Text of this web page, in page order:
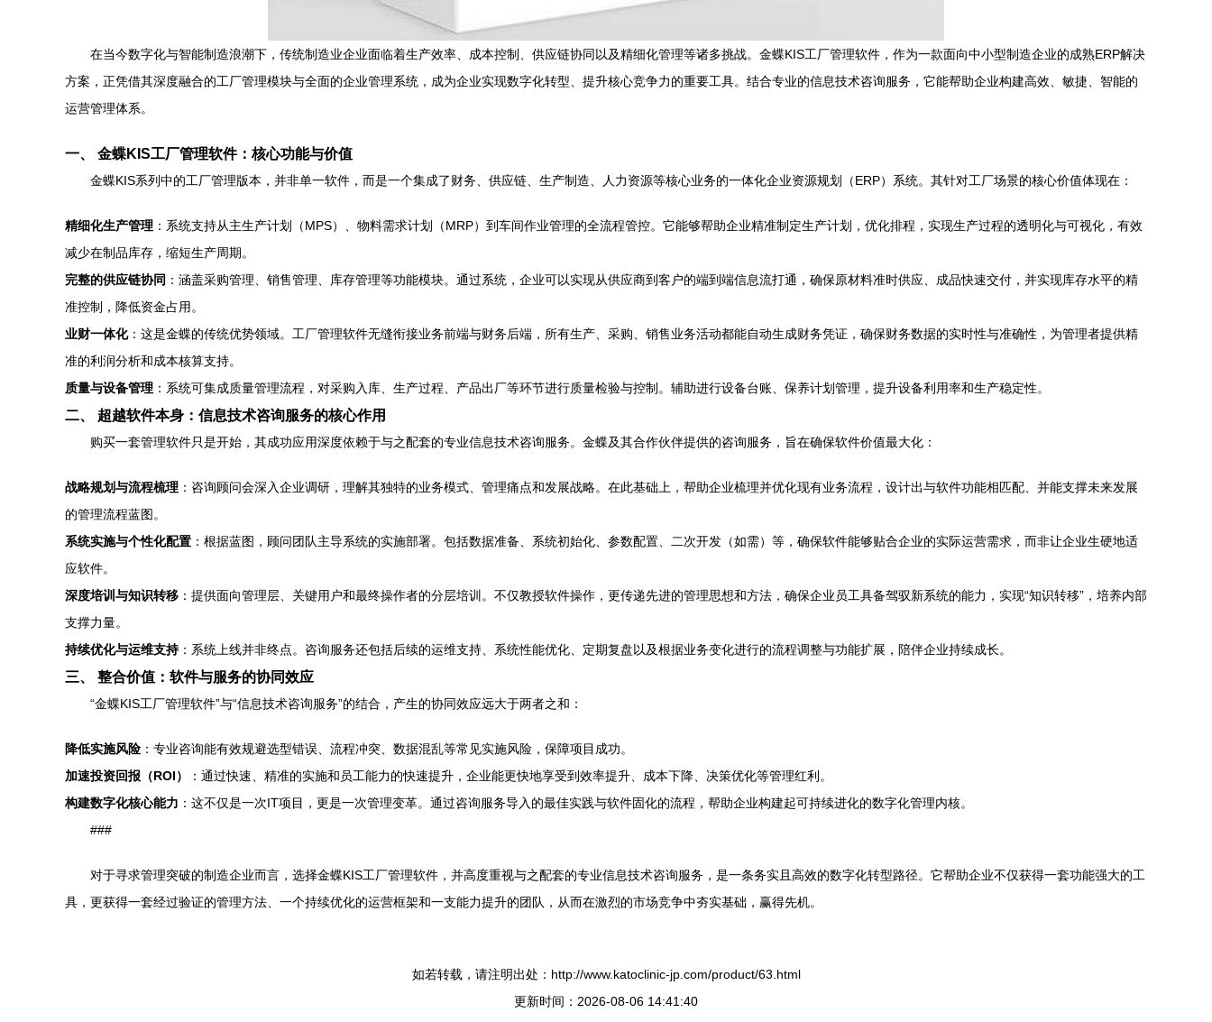
在当今数字化与智能制造浪潮下，传统制造业企业面临着生产效率、成本控制、供应链协同以及精细化管理等诸多挑战。金蝶KIS工厂管理软件，作为一款面向中小型制造企业的成熟ERP解决
方案，正凭借其深度融合的工厂管理模块与全面的企业管理系统，成为企业实现数字化转型、提升核心竞争力的重要工具。结合专业的信息技术咨询服务，它能帮助企业构建高效、敏捷、智能的
运营管理体系。
一、 金蝶KIS工厂管理软件：核心功能与价值
金蝶KIS系列中的工厂管理版本，并非单一软件，而是一个集成了财务、供应链、生产制造、人力资源等核心业务的一体化企业资源规划（ERP）系统。其针对工厂场景的核心价值体现在：
精细化生产管理 ：系统支持从主生产计划（MPS）、物料需求计划（MRP）到车间作业管理的全流程管控。它能够帮助企业精准制定生产计划，优化排程，实现生产过程的透明化与可视化，有效
减少在制品库存，缩短生产周期。
完整的供应链协同 ：涵盖采购管理、销售管理、库存管理等功能模块。通过系统，企业可以实现从供应商到客户的端到端信息流打通，确保原材料准时供应、成品快速交付，并实现库存水平的精
准控制，降低资金占用。
业财一体化：这是金蝶的传统优势领域。工厂管理软件无缝衔接业务前端与财务后端，所有生产、采购、销售业务活动都能自动生成财务凭证，确保财务数据的实时性与准确性，为管理者提供精
准的利润分析和成本核算支持。
质量与设备管理 ：系统可集成质量管理流程，对采购入库、生产过程、产品出厂等环节进行质量检验与控制。辅助进行设备台账、保养计划管理，提升设备利用率和生产稳定性。
二、 超越软件本身：信息技术咨询服务的核心作用
购买一套管理软件只是开始，其成功应用深度依赖于与之配套的专业信息技术咨询服务。金蝶及其合作伙伴提供的咨询服务，旨在确保软件价值最大化：
战略规划与流程梳理 ：咨询顾问会深入企业调研，理解其独特的业务模式、管理痛点和发展战略。在此基础上，帮助企业梳理并优化现有业务流程，设计出与软件功能相匹配、并能支撑未来发展
的管理流程蓝图。
系统实施与个性化配置 ：根据蓝图，顾问团队主导系统的实施部署。包括数据准备、系统初始化、参数配置、二次开发（如需）等，确保软件能够贴合企业的实际运营需求，而非让企业生硬地适
应软件。
深度培训与知识转移 ：提供面向管理层、关键用户和最终操作者的分层培训。不仅教授软件操作，更传递先进的管理思想和方法，确保企业员工具备驾驭新系统的能力，实现“知识转移”，培养内部
支撑力量。
持续优化与运维支持：系统上线并非终点。咨询服务还包括后续的运维支持、系统性能优化、定期复盘以及根据业务变化进行的流程调整与功能扩展，陪伴企业持续成长。
三、 整合价值：软件与服务的协同效应
“金蝶KIS工厂管理软件”与“信息技术咨询服务”的结合，产生的协同效应远大于两者之和：
降低实施风险 ：专业咨询能有效规避选型错误、流程冲突、数据混乱等常见实施风险，保障项目成功。
加速投资回报（ROI）
：通过快速、精准的实施和员工能力的快速提升，企业能更快地享受到效率提升、成本下降、决策优化等管理红利。
构建数字化核心能力 ：这不仅是一次IT项目，更是一次管理变革。通过咨询服务导入的最佳实践与软件固化的流程，帮助企业构建起可持续进化的数字化管理内核。
###
对于寻求管理突破的制造企业而言，选择金蝶KIS工厂管理软件，并高度重视与之配套的专业信息技术咨询服务，是一条务实且高效的数字化转型路径。它帮助企业不仅获得一套功能强大的工
具，更获得一套经过验证的管理方法、一个持续优化的运营框架和一支能力提升的团队，从而在激烈的市场竞争中夯实基础，赢得先机。
如若转载，请注明出处：http://www.katoclinic-jp.com/product/63.html
更新时间：2026-08-06 14:41:40